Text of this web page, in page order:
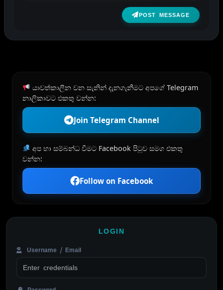
POST MESSAGE
යාවත්කාලීන වන සැනින් දැනගැනීමට අපගේ Telegram
නාලිකාවට එකතු වන්න:
Join Telegram Channel
අප හා සම්බන්ධ වීමට Facebook පිටුව සමග එකතු
වන්න:
Follow on Facebook
LOGIN
Username / Email